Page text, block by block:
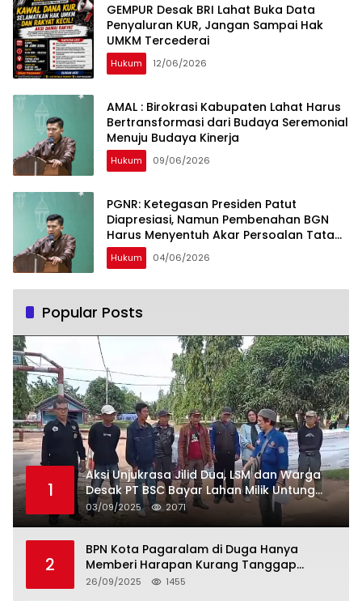
GEMPUR Desak BRI Lahat Buka Data
Penyaluran KUR, Jangan Sampai Hak
UMKM Tercederai
Hukum 12/06/2026
AMAL : Birokrasi Kabupaten Lahat Harus
Bertransformasi dari Budaya Seremonial
Menuju Budaya Kinerja
Hukum 09/06/2026
PGNR: Ketegasan Presiden Patut
Diapresiasi, Namun Pembenahan BGN
Harus Menyentuh Akar Persoalan Tata
Kelola
Hukum 04/06/2026
Popular Posts
1
Aksi Unjukrasa Jilid Dua, LSM dan Warga
Desak PT BSC Bayar Lahan Milik Untung
Suropati
03/09/2025 2071
2
BPN Kota Pagaralam di Duga Hanya
Memberi Harapan Kurang Tanggap
Terkait Sertifikat Tumpang Tindih
26/09/2025 1455